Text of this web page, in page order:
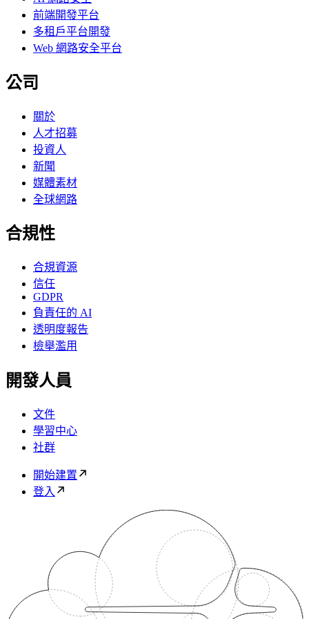
前端開發平台
多租戶平台開發
Web 網路安全平台
公司
關於
人才招募
投資人
新聞
媒體素材
全球網路
合規性
合規資源
信任
GDPR
負責任的 AI
透明度報告
檢舉濫用
開發人員
文件
學習中心
社群
開始建置
登入